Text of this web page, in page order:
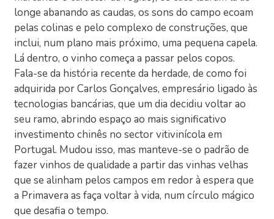
longe abanando as caudas, os sons do campo ecoam
pelas colinas e pelo complexo de construções, que
inclui, num plano mais próximo, uma pequena capela.
Lá dentro, o vinho começa a passar pelos copos.
Fala-se da história recente da herdade, de como foi
adquirida por Carlos Gonçalves, empresário ligado às
tecnologias bancárias, que um dia decidiu voltar ao
seu ramo, abrindo espaço ao mais significativo
investimento chinês no sector vitivinícola em
Portugal. Mudou isso, mas manteve-se o padrão de
fazer vinhos de qualidade a partir das vinhas velhas
que se alinham pelos campos em redor à espera que
a Primavera as faça voltar à vida, num círculo mágico
que desafia o tempo.